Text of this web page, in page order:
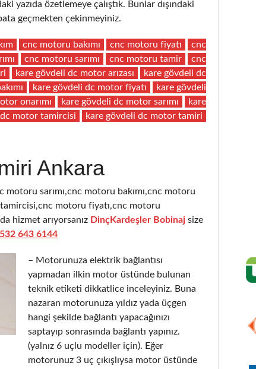
yazıda özetlemeye çalıştık. Bunlar dışındaki
geçmekten çekinmeyiniz.
cnc motoru bakımı cnc motoru fiyatı
cnc
cnc motoru sarımı cnc motoru tamir
cnc
kare gövdeli dc motor arızası
kare gövdeli dc
kare gövdeli dc motor fiyatı
kare gövdeli
onarımı kare gövdeli dc motor sarımı
kare
motor tamircisi kare gövdeli dc motor tamiri
Ankara
sarımı,cnc motoru bakımı,cnc motoru
motoru fiyatı,cnc motoru
hizmet arıyorsanız DinçKardeşler Bobinaj size
643 6144
– Motorunuza elektrik bağlantısı
yapmadan ilkin motor üstünde bulunan
teknik etiketi dikkatlice inceleyiniz. Buna
nazaran motorunuza yıldız yada üçgen
hangi şekilde bağlantı yapacağınızı
saptayıp sonrasında bağlantı yapınız.
(yalnız 6 uçlu modeller için). Eğer
motorunuz 3 uç çıkışlıysa motor üstünde